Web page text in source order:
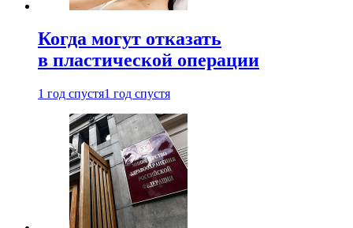
Когда могут отказать
в пластической операции
1 год спустя1 год спустя